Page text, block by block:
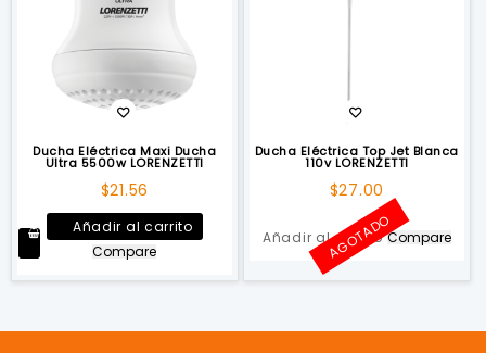
elegir
la
de
producto
Ducha Eléctrica Maxi Ducha
Ultra 5500w LORENZETTI
$21.56
Añadir al carrito
Compare
Ducha Eléctrica Top Jet Blanca
110v LORENZETTI
$27.00
Añadir al carrito
AGOTADOCompare